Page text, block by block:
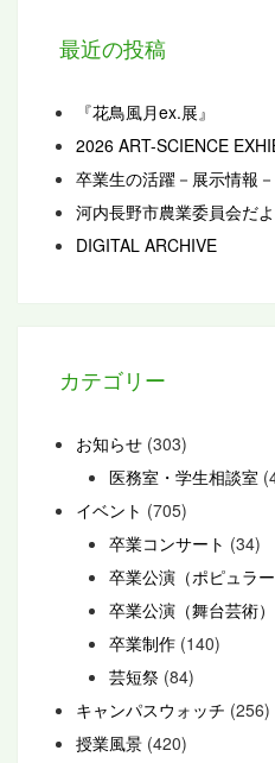
最近の投稿
『花鳥風月ex.展』
2026 ART-SCIENCE
卒業生の活躍－展示情報－
河内長野市農業委員会だ
DIGITAL ARCHIVE
カテゴリー
お知らせ (303)
医務室・学生相談室
イベント (705)
卒業コンサート (34)
卒業公演（ポピュラー
卒業公演（舞台芸術）
卒業制作 (140)
芸短祭 (84)
キャンパスウォッチ (256)
授業風景 (420)